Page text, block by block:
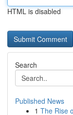
HTML is disabled
Search
Published News
1 The Rise